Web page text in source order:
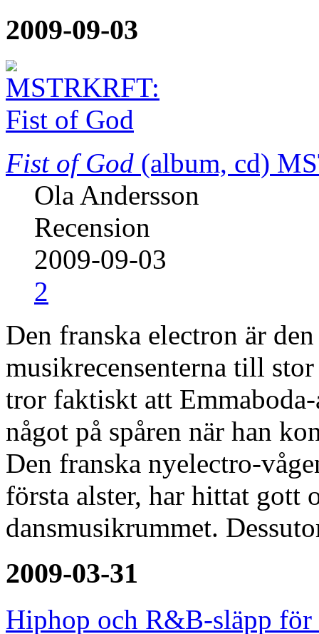
2009-09-03
Fist of God (album, cd)
Ola Andersson
Recension
2009-09-03
2
Den franska electron är
musikrecensenterna till
tror faktiskt att
något på spåren när han
Den franska nyelectro-
första alster, har hittat gott
dansmusikrummet.
2009-03-31
Hiphop och R&B-släpp för